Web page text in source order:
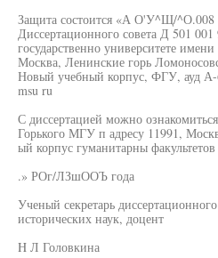
Защита состоится «А О'У^Щ/^О.008
Диссертационного совета Д 501
государственно университете
Москва, Ленинские горь
Новый учебный корпус, ФГУ, ауд
msu ru
С диссертацией можно
Горького МГУ п адресу 11991,
ый корпус гуманитарны факультетов
.» РОг/ЛЗшООЪ года
Ученый секретарь
исторических наук, доцент
H Л Головкина